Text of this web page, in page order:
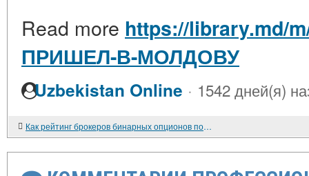
Read more https://library.md/
ПРИШЕЛ-В-МОЛДОВУ
Uzbekistan Online · 1542 дней(я)
Как рейтинг брокеров бинарных опционов помогает трейдерам?